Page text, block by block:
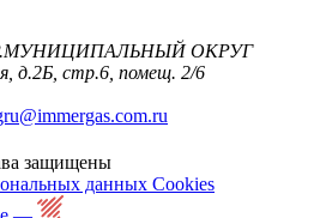
ОКРУГ
д.2Б, стр.6, помещ. 2/6
защищены
данных Cookies